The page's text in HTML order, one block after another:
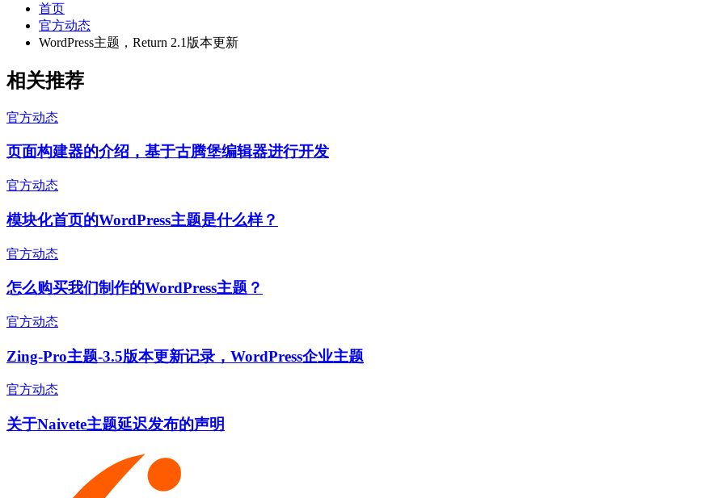
首页
官方动态
WordPress主题，Return 2.1版本更新
相关推荐
官方动态
页面构建器的介绍，基于古腾堡编辑器进行开发
官方动态
模块化首页的WordPress主题是什么样？
官方动态
怎么购买我们制作的WordPress主题？
官方动态
Zing-Pro主题-3.5版本更新记录，WordPress企业主题
官方动态
关于Naivete主题延迟发布的声明